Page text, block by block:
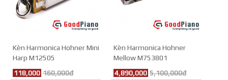
Kèn Harmonica Hohner Mini
Harp M12505
118,000 160,000đ
Kèn Harmonica Hohner
Mellow M753801
4,890,000 5,100,000đ